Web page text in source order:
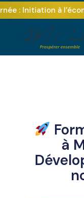
: Initiation à
à